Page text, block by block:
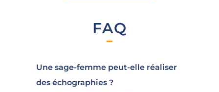
FAQ
Une sage-femme peut-elle réaliser
des échographies ?